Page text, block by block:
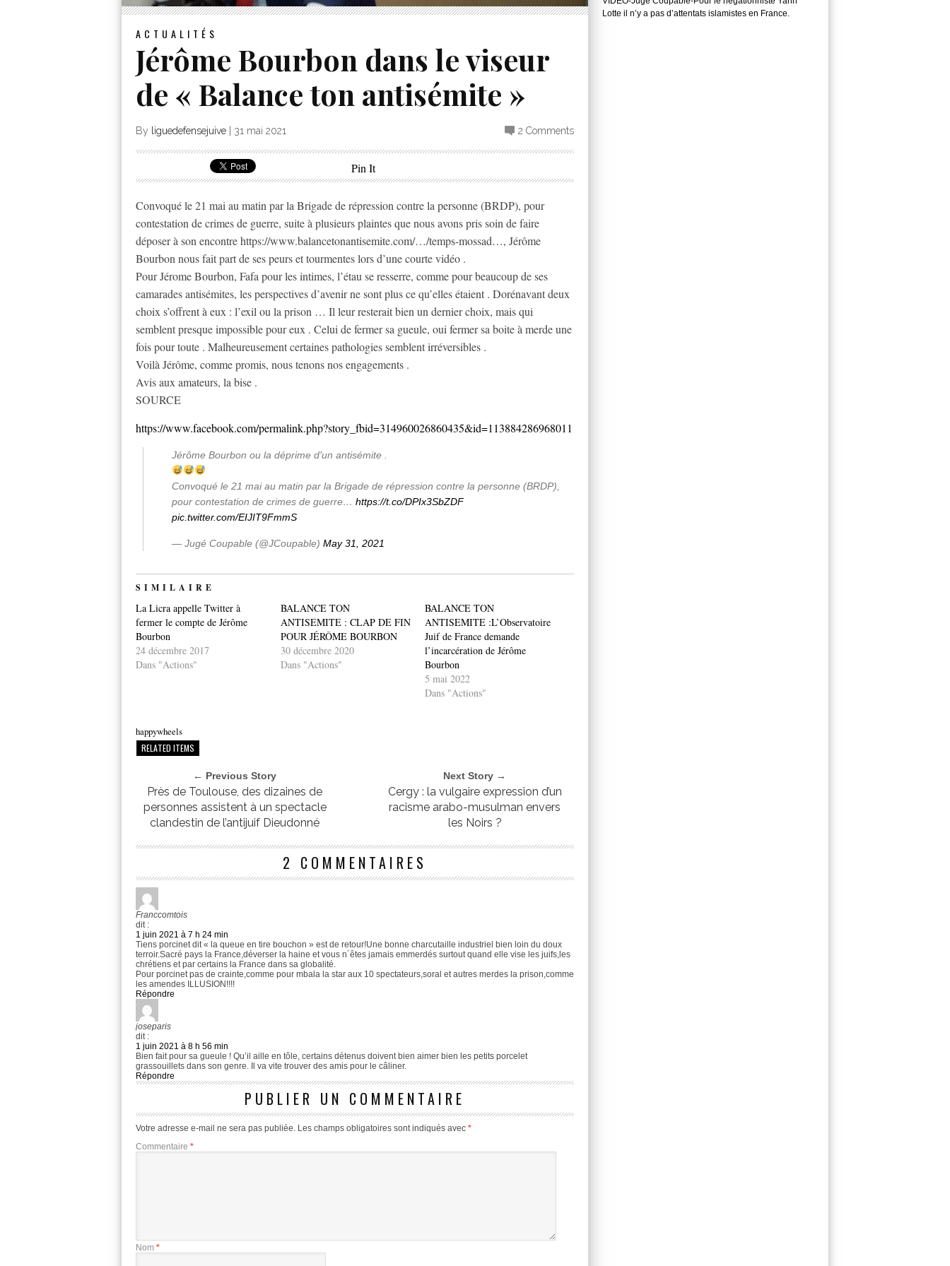
ACTUALITÉS
Jérôme Bourbon dans le viseur
de « Balance ton antisémite »
By liguedefensejuive 31 mai 2021 2 Comments
Pin It
Convoqué le 21 mai au matin par la Brigade de répression contre la personne (BRDP), pour
contestation de crimes de guerre, suite à plusieurs plaintes que nous avons pris soin de faire
déposer à son encontre https://www.balancetonantisemite.com/…/temps-mossad…, Jérôme
Bourbon nous fait part de ses peurs et tourmentes lors d’une courte vidéo .
Pour Jérome Bourbon, Fafa pour les intimes, l’étau se resserre, comme pour beaucoup de ses
camarades antisémites, les perspectives d’avenir ne sont plus ce qu’elles étaient . Dorénavant deux
choix s’offrent à eux : l’exil ou la prison … Il leur resterait bien un dernier choix, mais qui
semblent presque impossible pour eux . Celui de fermer sa gueule, oui fermer sa boite à merde une
fois pour toute . Malheureusement certaines pathologies semblent irréversibles .
Voilà Jérôme, comme promis, nous tenons nos engagements .
Avis aux amateurs, la bise .
SOURCE
https://www.facebook.com/permalink.php?story_fbid=314960026860435&id=113884286968011
Jérôme Bourbon ou la déprime d'un antisémite .
Convoqué le 21 mai au matin par la Brigade de répression contre la personne (BRDP),
pour contestation de crimes de guerre… https://t.co/DPIx3SbZDF
pic.twitter.com/EIJIT9FmmS
— Jugé Coupable (@JCoupable) May 31, 2021
SIMILAIRE
La Licra appelle Twitter à
fermer le compte de Jérôme
Bourbon
24 décembre 2017
Dans "Actions"
BALANCE TON
ANTISEMITE : CLAP DE FIN
POUR JÉRÔME BOURBON
30 décembre 2020
Dans "Actions"
BALANCE TON
ANTISEMITE :L’Observatoire
Juif de France demande
l’incarcération de Jérôme
Bourbon
5 mai 2022
Dans "Actions"
happywheels
RELATED ITEMS
← Previous Story
Près de Toulouse, des dizaines de
personnes assistent à un spectacle
clandestin de l’antijuif Dieudonné
Next Story →
Cergy : la vulgaire expression d’un
racisme arabo-musulman envers
les Noirs ?
2 COMMENTAIRES
Franccomtois
dit :
1 juin 2021 à 7 h 24 min
Tiens porcinet dit « la queue en tire bouchon » est de retour!Une bonne charcutaille industriel bien loin du doux
terroir.Sacré pays la France,déverser la haine et vous n´êtes jamais emmerdés surtout quand elle vise les juifs,les
chrétiens et par certains la France dans sa globalité.
Pour porcinet pas de crainte,comme pour mbala la star aux 10 spectateurs,soral et autres merdes la prison,comme
les amendes ILLUSION!!!!
Répondre
joseparis
dit :
1 juin 2021 à 8 h 56 min
Bien fait pour sa gueule ! Qu’il aille en tôle, certains détenus doivent bien aimer bien les petits porcelet
grassouillets dans son genre. Il va vite trouver des amis pour le câliner.
Répondre
PUBLIER UN COMMENTAIRE
Votre adresse e-mail ne sera pas publiée. Les champs obligatoires sont indiqués avec *
Commentaire *
Nom *
Lotte il n’y a pas d’attentats islamistes en France.